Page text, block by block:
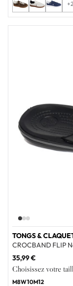
+2
TONGS &
CROCBAND FLIP
35,99 €
Choisissez votre
M8W10M12